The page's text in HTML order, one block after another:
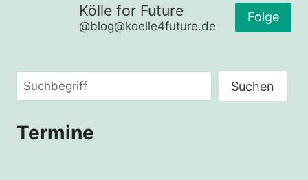
Kölle for Future
@blog@koelle4future.de
Folge
Suchen Suchen
Termine